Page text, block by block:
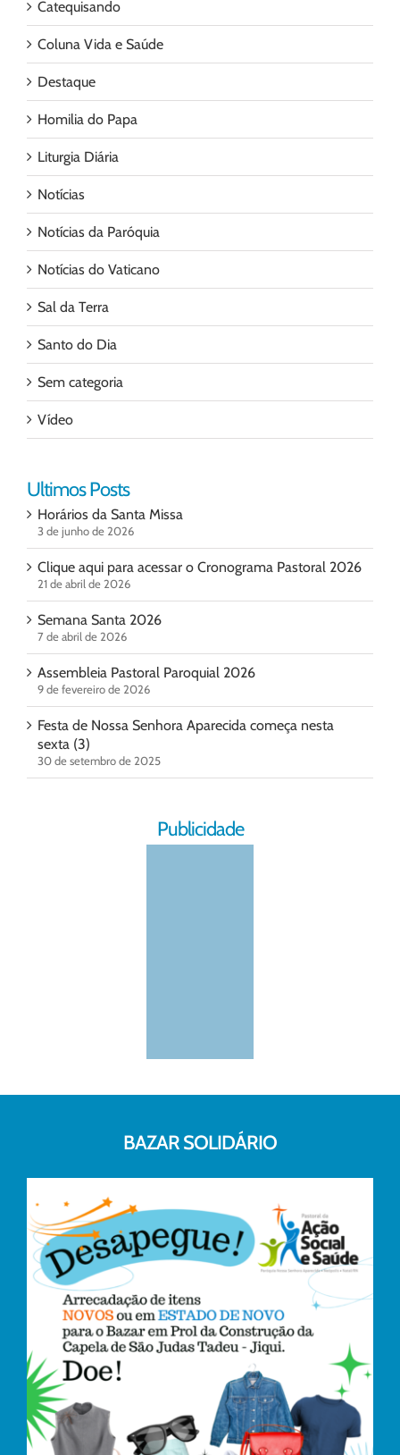
Catequisando
Coluna Vida e Saúde
Destaque
Homilia do Papa
Liturgia Diária
Notícias
Notícias da Paróquia
Notícias do Vaticano
Sal da Terra
Santo do Dia
Sem categoria
Vídeo
Ultimos Posts
Horários da Santa Missa
3 de junho de 2026
Clique aqui para acessar o Cronograma Pastoral 2026
21 de abril de 2026
Semana Santa 2026
7 de abril de 2026
Assembleia Pastoral Paroquial 2026
9 de fevereiro de 2026
Festa de Nossa Senhora Aparecida começa nesta
sexta (3)
30 de setembro de 2025
Publicidade
BAZAR SOLIDÁRIO